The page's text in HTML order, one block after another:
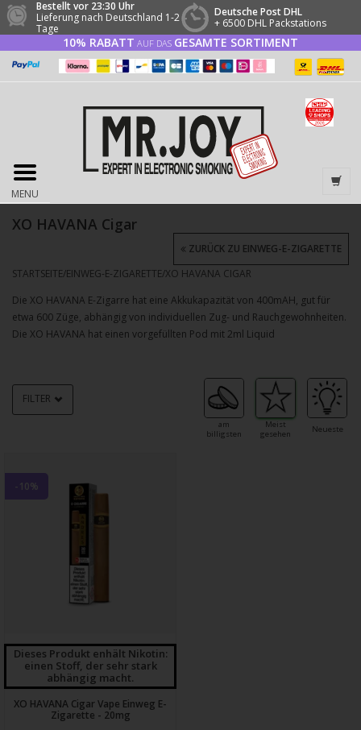
Bestellt vor 23:30 Uhr
Lieferung nach Deutschland 1-2
Tage
Deutsche Post DHL
+ 6500 DHL Packstations
10% RABATT AUF DAS GESAMTE SORTIMENT
MENU
XO HAVANA Cigar
STARTSEITE/EINWEG-E-ZIGARETTE/XO HAVANA CIGAR
ZURÜCK ZU EINWEG-E-ZIGARETTE
Die XO HAVANA E-Zigarre hat eine Akkukapazität von 400mAH, gut für
etwa 600 Züge, abhängig von individuellen Zug- und Rauchgewohnheiten.
Die XO HAVANA hat einen vorgefüllten Pod mit 2ml Liquid
am
billigsten
Meist
gesehen
Neueste
FILTER
-10%
Dieses Produkt enhält Nikotin:
einen Stoff, der sehr stark
abhängig macht.
XO HAVANA Cigar Vape Einweg E-
Zigarette - 20mg